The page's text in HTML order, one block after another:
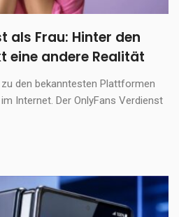
als Frau: Hinter den
eine andere Realität
den bekanntesten Plattformen
Internet. Der OnlyFans Verdienst